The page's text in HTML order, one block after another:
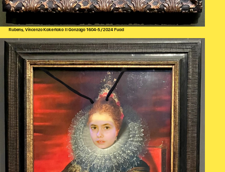
Rubens, Vincenzo Kakerlako II Gonzago 1604-5/2024 Fuad